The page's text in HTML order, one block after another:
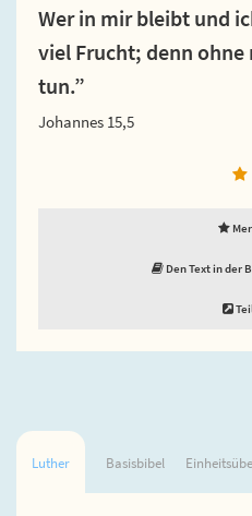
Wer in mir bleibt und
viel Frucht; denn
tun.”
Johannes 15,5
Den Text in der
Luther Basisbibel